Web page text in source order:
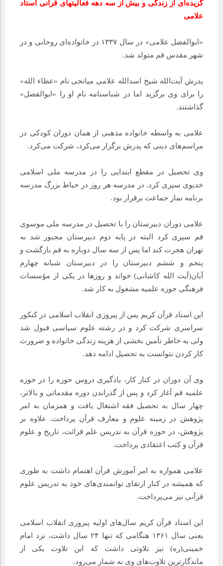
گزیده‌ای از زندگی و بیش از سه دهه فعالیت‎های قرآنی استاد
علامی
«ابوالفضل علامی» در سال ۱۳۳۷ در خانواده‌ای روحانی و در
شهر مقدس قم متولد شد.
پدرش آیت‌الله شیخ اسدالله علامی میانجی نام «عطاء الله»
را برای وی برگزید اما در شناسنامه نام او را «ابوالفضل»
گذاشتند.
علامی به واسطه خانواده مذهبی از همان دوران کودکی در
مراسم‌های دینی که پدرش برگزار می‌کرد، شرکت می‌کرد.
وی تحصیل در مقطع ابتدایی را در مدرسه ملی اسلامی
خدیوی سپری کرد. در مدرسه هر روز در حیاط بزرگ مدرسه
برنامه نماز جماعت برقرار بود.
علامی دوران دبیرستان را با تحصیل در مدرسه ملی موسوی
قم سپری کرد البته در پایه دوم دبیرستان مجبور شد به
تهران هجرت کند اما پس از سه سال دوباره به قم بازگشت و
پنجم و ششم دبیرستان را در دبیرستان شبانه چهارم
آبان(آیت الله کاشانی) خواند و روزها در یکی از مؤسسات
فرهنگی حوزه علمیه مشغول به کار شد.
این استاد قرآن کریم پس از پیروزی انقلاب اسلامی در کنکور
سراسری شرکت کرد و در رشته علوم سیاسی قبول شد
ولی به خاطر تأمین بخشی از هزینه زندگی خانواده و ضرورت
کار کردن نتوانست به تحصیل ادامه دهد.
وی آن دوران در کنار کار، یادگیری دروس حوزه را در حوزه
علمیه قم آغاز کرد و پس از گذراندن دوره مقدماتی و بالاتر،
چهار سال به تحصیل فقه اشتغال یافت و همزمان به امر
پژوهش در زمینه علوم و معارف قرآن پرداخت. علاوه بر
پژوهش، در حوزه قرآن به تدریس علم قرائت، تاریخ و علوم
قرآن و کتب اعتقادی پرداخت.
علامی همواره به امر آموزش قرآن اهتمام داشت به طوری
که همیشه در کنار ارتقای توانمندی‌های خود به تدریس علوم
قرآنی نیز می‌پرداخت.
این استاد قرآن کریم سال‌های اولیه پیروزی انقلاب اسلامی
یعنی سال ۱۳۶۱ هنگامی که تنها ۲۴ سال داشت،‌ نزد امام
خمینی(ره) نیز تلاوتی داشت که این تلاوت یکی از
ماندگارترین تلاوت‌های وی به شمار می‌رود.